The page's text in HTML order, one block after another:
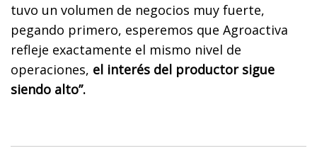
tuvo un volumen de negocios muy fuerte,
pegando primero, esperemos que Agroactiva
refleje exactamente el mismo nivel de
operaciones, el interés del productor sigue
siendo alto”.